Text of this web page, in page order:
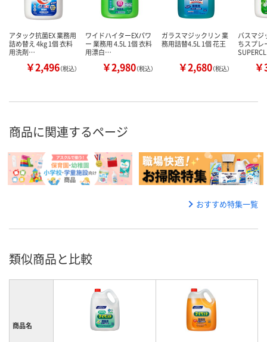
アタック抗菌EX 業務用
詰め替え 4kg 1個 衣料
用洗剤…
￥2,496（税込）
ワイドハイターEXパワ
ー 業務用 4.5L 1個 衣料
用漂白…
￥2,980（税込）
ガラスマジックリン 業
務用詰替4.5L 1個 花王
￥2,680（税込）
バスマジ
ちスプレ
商品に関連するページ
おすすめ特集一覧
類似商品と比較
商品名